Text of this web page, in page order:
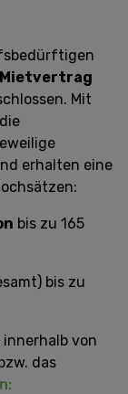
Mietvertrag
Mit
erhalten eine
bis zu 165
bis zu
von
das